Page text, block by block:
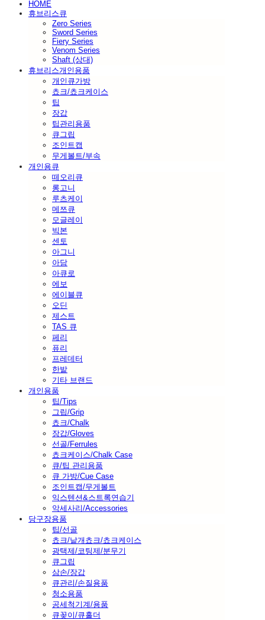
HOME
휴브리스큐
Zero Series
Sword Series
Fiery Series
Venom Series
Shaft (상대)
휴브리스개인용품
개인큐가방
쵸크/쵸크케이스
팁
장갑
팁관리용품
큐그립
조인트캡
무게볼트/부속
개인용큐
떼오리큐
롱고니
루츠케이
메쯔큐
모글레이
빅본
센토
아그니
아담
아큐로
에보
에이블큐
오딘
제스트
TAS 큐
페리
퓨리
프레데터
한밭
기타 브랜드
개인용품
팁/Tips
그립/Grip
쵸크/Chalk
장갑/Gloves
선골/Ferrules
쵸크케이스/Chalk Case
큐/팁 관리용품
큐 가방/Cue Case
조인트캡/무게볼트
익스텐션&스트록연습기
악세사리/Accessories
당구장용품
팁/선골
쵸크/낱개쵸크/쵸크케이스
광택제/코팅제/분무기
큐그립
삼손/장갑
큐관리/손질용품
청소용품
공세척기계/용품
큐꽂이/큐홀더